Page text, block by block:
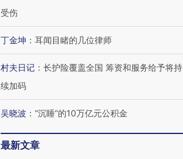
受伤
丁金坤 ： 耳闻目睹的几位律师
村夫日记 ： 长护险覆盖全国 筹资和服务给予将持
续加码
吴晓波 ： “沉睡”的10万亿元公积金
最新文章